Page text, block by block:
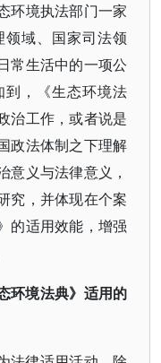
环境执法部门一家
域、国家司法领
常生活中的一项公
，《生态环境法
治工作，或者说是
政法体制之下理解
意义与法律意义，
究，并体现在个案
的适用效能，增强
环境法典》适用的